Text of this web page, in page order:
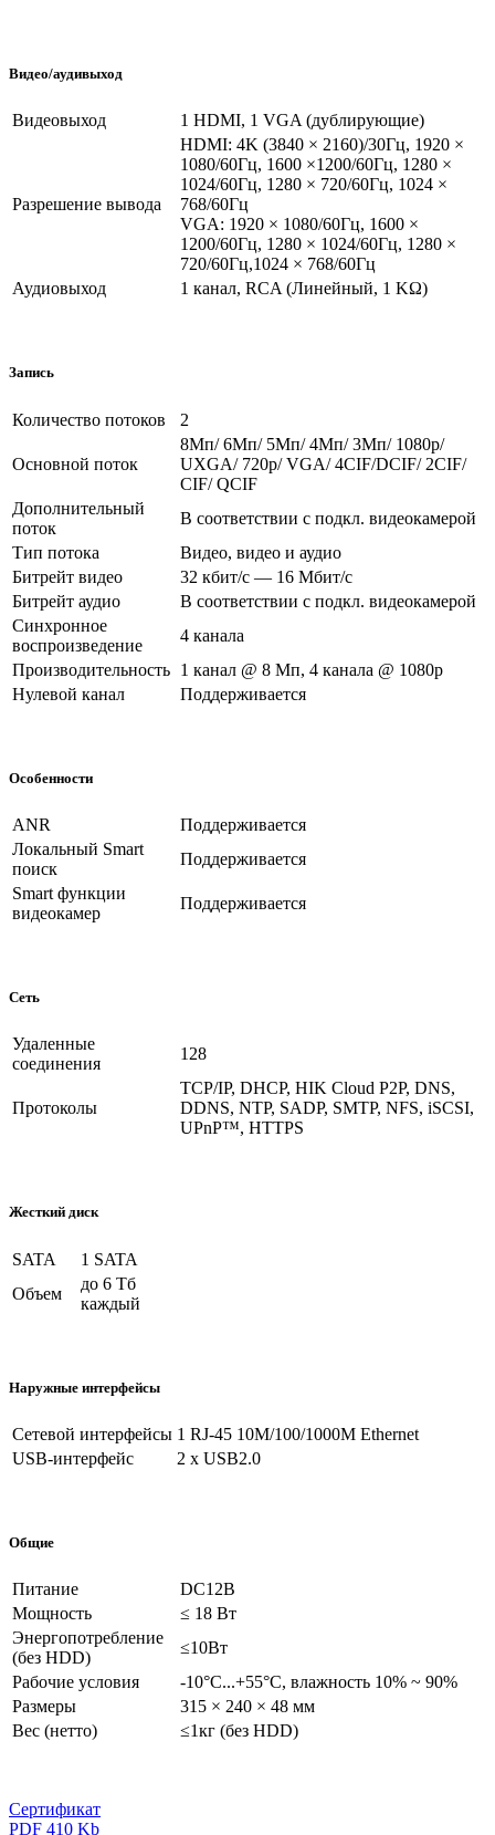
Видео/аудивыход
Видеовыход 1 HDMI, 1 VGA (дублирующие)
Разрешение вывода
HDMI: 4K (3840 × 2160)/30Гц, 1920 ×
1080/60Гц, 1600 ×1200/60Гц, 1280 ×
1024/60Гц, 1280 × 720/60Гц, 1024 ×
768/60Гц
VGA: 1920 × 1080/60Гц, 1600 ×
1200/60Гц, 1280 × 1024/60Гц, 1280 ×
720/60Гц,1024 × 768/60Гц
Аудиовыход
1 канал, RCA (Линейный, 1 KΩ)
Запись
Количество потоков 2
Основной поток
8Мп/ 6Мп/ 5Мп/ 4Мп/ 3Мп/ 1080p/
UXGA/ 720p/ VGA/ 4CIF/DCIF/ 2CIF/
CIF/ QCIF
Дополнительный
поток
В соответствии с подкл. видеокамерой
Тип потока
Видео, видео и аудио
Битрейт видео
32 кбит/с — 16 Мбит/с
Битрейт аудио
В соответствии с подкл. видеокамерой
Синхронное
воспроизведение
4 канала
Производительность 1 канал @ 8 Мп, 4 канала @ 1080p
Нулевой канал
Поддерживается
Особенности
ANR
Поддерживается
Локальный Smart
поиск
Поддерживается
Smart функции
видеокамер
Поддерживается
Сеть
Удаленные
соединения
128
Протоколы
TCP/IP, DHCP, HIK Cloud P2P, DNS,
DDNS, NTP, SADP, SMTP, NFS, iSCSI,
UPnP™, HTTPS
Жесткий диск
SATA
1 SATA
Объем
до 6 Тб
каждый
Наружные интерфейсы
Сетевой интерфейсы 1 RJ-45 10M/100/1000M Ethernet
USB-интерфейс
2 х USB2.0
Общие
Питание
DC12В
Мощность
≤ 18 Вт
Энергопотребление
(без HDD)
≤10Вт
Рабочие условия
-10°C...+55°C, влажность 10% ~ 90%
Размеры
315 × 240 × 48 мм
Вес (нетто)
≤1кг (без HDD)
Сертификат
PDF 410 Kb